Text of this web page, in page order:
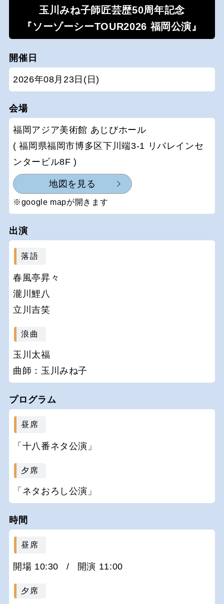
玉川みね子師匠芸歴50周年記念
『ソーゾーシーTOUR2026 福岡公演』
開催日
2026年08月23日(日)
会場
福岡アジア美術館 あじびホール
( 福岡県福岡市博多区下川端3-1 リバレインセ
ンタービル8F )
地図を見る
※google mapが開きます
出演
落語
春風亭昇々
瀧川鯉八
立川吉笑
浪曲
玉川太福
曲師：玉川みね子
プログラム
昼席
「十八番ネタ公演」
夕席
「ネタおろし公演」
時間
昼席
開場 10:30 / 開演 11:00
夕席